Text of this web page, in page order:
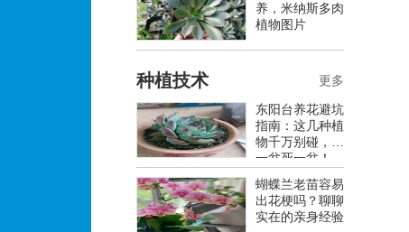
养，米纳斯多肉
植物图片
种植技术
东阳台养花避坑
指南：这几种植
物千万别碰，养
一盆死一盆！
蝴蝶兰老苗容易
出花梗吗？聊聊
实在的亲身经验
更多